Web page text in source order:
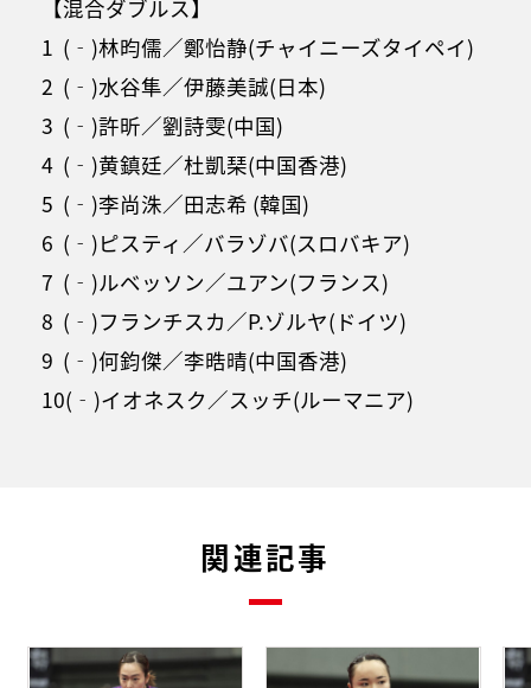
【混合ダブルス】
1 (‐)林昀儒／鄭怡静(チャイニーズタイペイ)
2 (‐)水谷隼／伊藤美誠(日本)
3 (‐)許昕／劉詩雯(中国)
4 (‐)黄鎮廷／杜凱琹(中国香港)
5 (‐)李尚洙／田志希 (韓国)
6 (‐)ピスティ／バラゾバ(スロバキア)
7 (‐)ルベッソン／ユアン(フランス)
8 (‐)フランチスカ／P.ゾルヤ(ドイツ)
9 (‐)何鈞傑／李晧晴(中国香港)
10(‐)イオネスク／スッチ(ルーマニア)
関連記事